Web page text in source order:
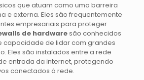
que atuam como uma barreira
e externa. Eles são frequentemente
empresariais para proteger
de hardwaresão conhecidos
capacidade de lidar com grandes
Eles são instalados entre a rede
entrada da internet, protegendo
conectados à rede.